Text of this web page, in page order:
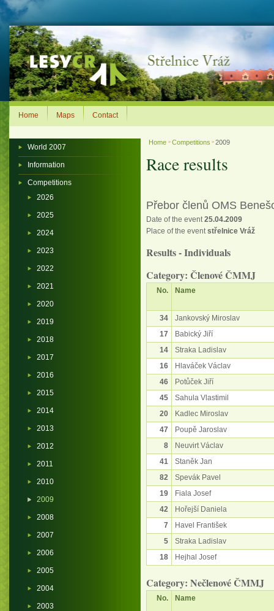
Home > Competitions > 2009
Race results
Přebor členů OMS
Date of the event25.04.2009
Place of the eventstřelnice Vráž
Results - Individuals
Category: Členové ČMMJ
No. Name
34
Jankovský Miroslav
17
Babický Jiří
14
Straka Ladislav
16
Hlaváček Václav
46
Potůček Jiří
45
Sahula Vlastimil
20
Kadlec Miroslav
47
Poupě Jaroslav
8
Neuvirt Václav
41
Staněk Jan
82
Spevák Pavel
19
Fiala Josef
42
Hořejší Daniela
7
Havel František
5
Straka Ladislav
18
Hejhal Josef
Category: Nečlenové ČMMJ
No. Name
World 2007
Information
Competitions
2026
2025
2024
2023
2022
2021
2020
2019
2018
2017
2016
2015
2014
2013
2012
2011
2010
2009
2008
2007
2006
2005
2004
2003
Home Maps Contact